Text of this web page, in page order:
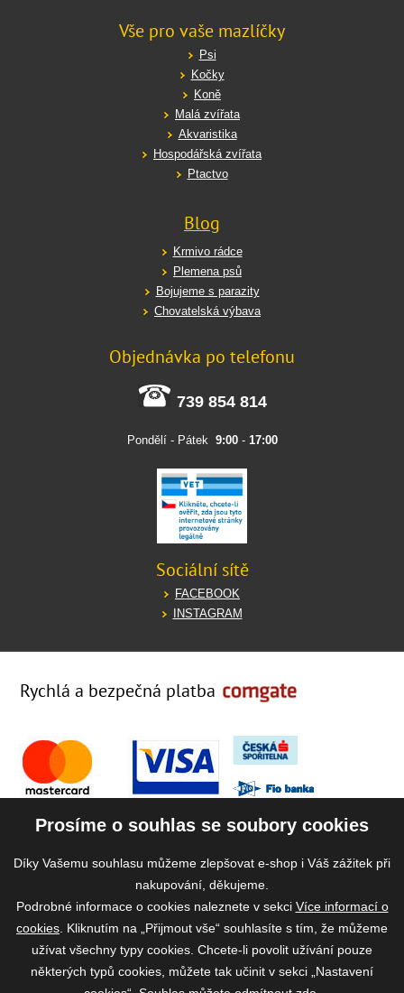
Vše pro vaše mazlíčky
Psi
Kočky
Koně
Malá zvířata
Akvaristika
Hospodářská zvířata
Ptactvo
Blog
Krmivo rádce
Plemena psů
Bojujeme s parazity
Chovatelská výbava
Objednávka po telefonu
739 854 814
Pondělí - Pátek 9:00- 17:00
Sociální sítě
FACEBOOK
INSTAGRAM
Rychlá a bezpečná platba
Prosíme o souhlas se soubory cookies
Díky Vašemu souhlasu můžeme zlepšovat e-shop i Váš zážitek při
nakupování, děkujeme.
Podrobné informace o cookies naleznete v sekci Více informací o
cookies . Kliknutím na „Přijmout vše“ souhlasíte s tím, že můžeme
užívat všechny typy cookies. Chcete-li povolit užívání pouze
některých typů cookies, můžete tak učinit v sekci „Nastavení